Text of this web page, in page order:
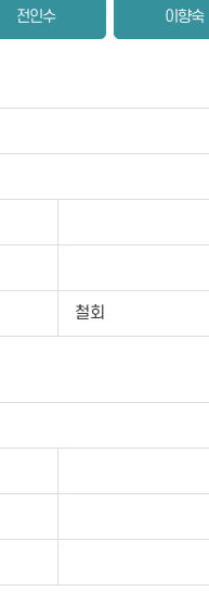
전인수 이향숙
철회